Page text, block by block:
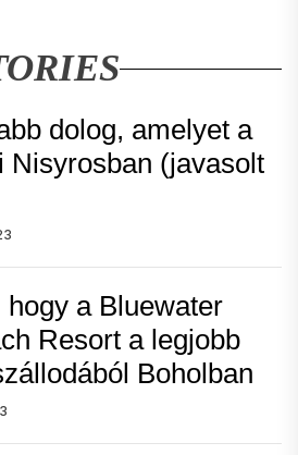
dolog, amelyet a
Nisyrosban (javasolt
hogy a Bluewater
Resort a legjobb
Boholban